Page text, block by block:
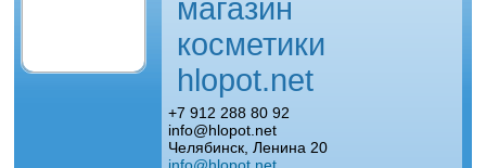
магазин
косметики
hlopot.net
+7 912 288 80 92
info@hlopot.net
Челябинск, Ленина 20